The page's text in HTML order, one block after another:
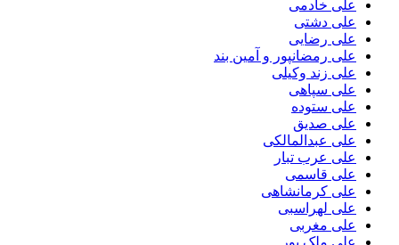
علی خادمی
علی دشتی
علی رضایی
علی رمضانپور و آمین بند
علی زند وکیلی
علی سپاهی
علی ستوده
علی صدیق
علی عبدالمالکی
علی عرب تبار
علی قاسمی
علی کرمانشاهی
علی لهراسبی
علی مغربی
علی ملک پور